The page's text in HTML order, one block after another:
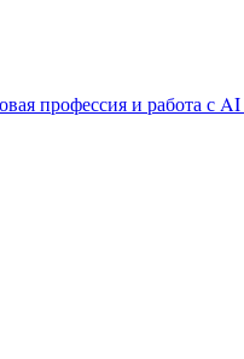
профессия и работа с AI